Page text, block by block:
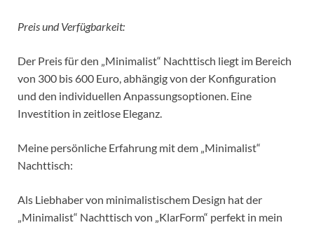
Preis und Verfügbarkeit:
Der Preis für den „Minimalist“ Nachttisch liegt im Bereich
von 300 bis 600 Euro, abhängig von der Konfiguration
und den individuellen Anpassungsoptionen. Eine
Investition in zeitlose Eleganz.
Meine persönliche Erfahrung mit dem „Minimalist“
Nachttisch:
Als Liebhaber von minimalistischem Design hat der
„Minimalist“ Nachttisch von „KlarForm“ perfekt in mein